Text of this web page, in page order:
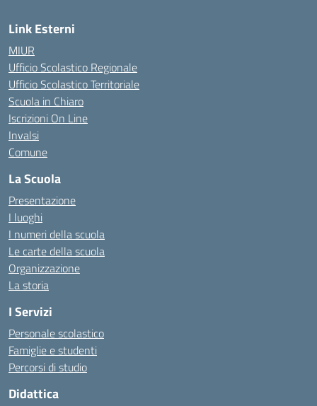
Link Esterni
MIUR
Ufficio Scolastico Regionale
Ufficio Scolastico Territoriale
Scuola in Chiaro
Iscrizioni On Line
Invalsi
Comune
La Scuola
Presentazione
I luoghi
I numeri della scuola
Le carte della scuola
Organizzazione
La storia
I Servizi
Personale scolastico
Famiglie e studenti
Percorsi di studio
Didattica